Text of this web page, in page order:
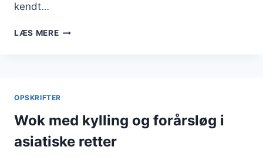
kendt…
LÆS MEREWOK
ASIATISK
RET
OPSKRIFTER
Wok med kylling og forårsløg i
asiatiske retter